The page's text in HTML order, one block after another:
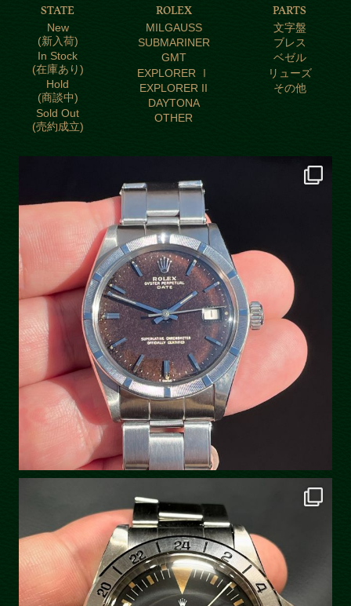
STATE
New
(新入荷)
In Stock
(在庫あり)
Hold
(商談中)
Sold Out
(売約成立)
ROLEX
MILGAUSS
SUBMARINER
GMT
EXPLORER Ⅰ
EXPLORER II
DAYTONA
OTHER
PARTS
文字盤
ブレス
ベゼル
リューズ
その他